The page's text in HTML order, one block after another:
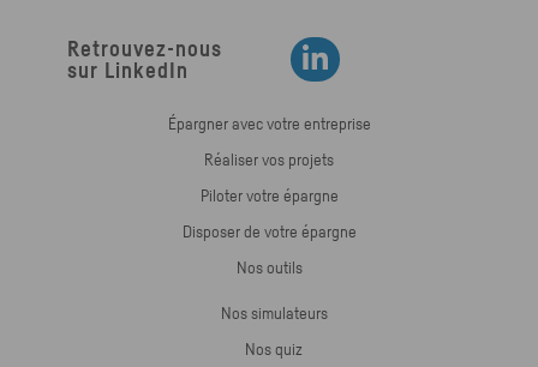
Retrouvez-nous
sur LinkedIn
Retrouvez-nous sur LinkedIn
Épargner avec votre entreprise
Réaliser vos projets
Piloter votre épargne
Disposer de votre épargne
Nos outils
Nos simulateurs
Nos quiz